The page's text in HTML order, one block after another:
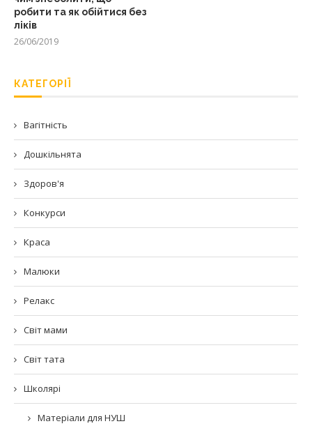
робити та як обійтися без
ліків
26/06/2019
КАТЕГОРІЇ
Вагітність
Дошкільнята
Здоров'я
Конкурси
Краса
Малюки
Релакс
Світ мами
Світ тата
Школярі
Матеріали для НУШ